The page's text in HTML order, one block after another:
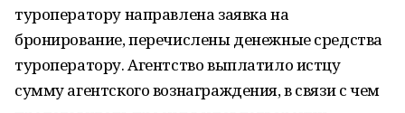
туроператору направлена заявка на
бронирование, перечислены денежные средства
туроператору. Агентство выплатило истцу
сумму агентского вознаграждения, в связи с чем